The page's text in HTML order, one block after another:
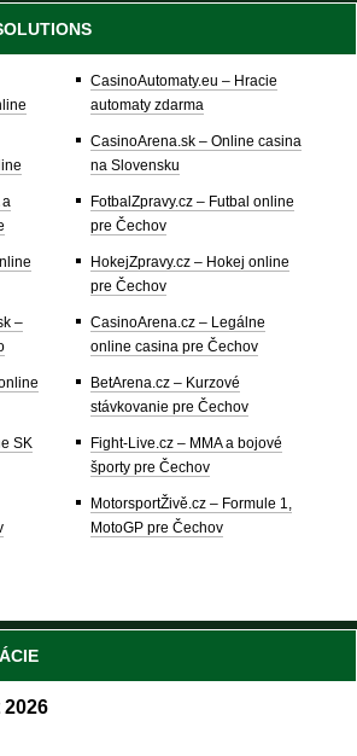
a
–
SK
CasinoAutomaty.eu – Hracie
automaty zdarma
CasinoArena.sk – Online casina
na Slovensku
FotbalZpravy.cz – Futbal online
pre Čechov
HokejZpravy.cz – Hokej online
pre Čechov
CasinoArena.cz – Legálne
online casina pre Čechov
BetArena.cz – Kurzové
stávkovanie pre Čechov
Fight-Live.cz – MMA a bojové
športy pre Čechov
MotorsportŽivě.cz – Formule 1,
MotoGP pre Čechov